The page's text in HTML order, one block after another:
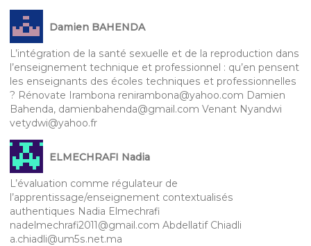
Damien BAHENDA
L’intégration de la santé sexuelle et de la reproduction dans
l’enseignement technique et professionnel : qu’en pensent
les enseignants des écoles techniques et professionnelles
? Rénovate Irambona renirambona@yahoo.com Damien
Bahenda, damienbahenda@gmail.com Venant Nyandwi
vetydwi@yahoo.fr
ELMECHRAFI Nadia
L’évaluation comme régulateur de
l’apprentissage/enseignement contextualisés
authentiques Nadia Elmechrafi
nadelmechrafi2011@gmail.com Abdellatif Chiadli
a.chiadli@um5s.net.ma